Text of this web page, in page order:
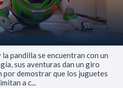
pandilla se encuentran con un
sus aventuras dan un giro
por demostrar que los juguetes
a c...